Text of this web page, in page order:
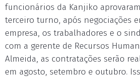
funcionários da Kanjiko
terceiro turno, após negociações
empresa, os trabalhadores e o
com a gerente de Recursos
Almeida, as contratações serão
em agosto, setembro e outubro.